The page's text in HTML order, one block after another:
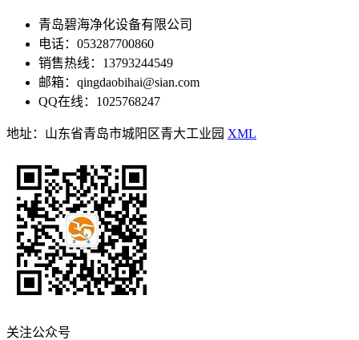
青岛碧海净化设备有限公司
电话：053287700860
销售热线：13793244549
邮箱：qingdaobihai@sian.com
QQ在线：1025768247
地址：山东省青岛市城阳区青大工业园 XML
关注公众号